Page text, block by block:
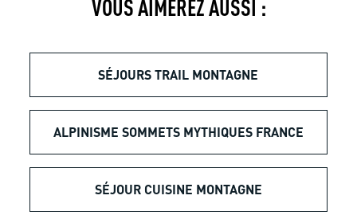
VOUS AIMEREZ AUSSI :
SÉJOURS TRAIL MONTAGNE
ALPINISME SOMMETS MYTHIQUES FRANCE
SÉJOUR CUISINE MONTAGNE